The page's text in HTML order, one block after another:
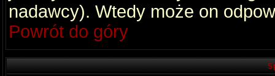
nadawcy). Wtedy może on
Powrót do góry